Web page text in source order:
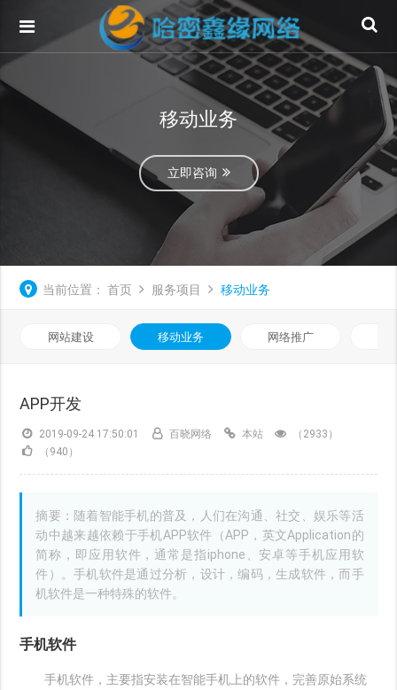
移动业务
立即咨询
当前位置： 首页 服务项目 移动业务
网站建设 移动业务 网络推广
APP开发
2019-09-24 17:50:01 百晓网络 本站
（2933）
（940）
摘要：随着智能手机的普及，人们在沟通、社交、娱乐等活
动中越来越依赖于手机APP软件（APP，英文Application的
简称，即应用软件，通常是指iphone、安卓等手机应用软
件）。手机软件是通过分析，设计，编码，生成软件，而手
机软件是一种特殊的软件。
手机软件
手机软件，主要指安装在智能手机上的软件，完善原始系统